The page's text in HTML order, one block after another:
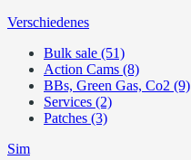
Verschiedenes
Bulk sale (51)
Action Cams (8)
BBs, Green Gas, Co2 (9)
Services (2)
Patches (3)
Sim